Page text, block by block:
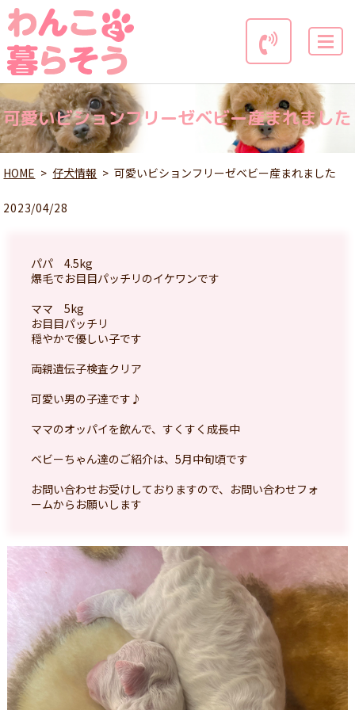
可愛いビションフリーゼベビー産まれました
HOME 仔犬情報 可愛いビションフリーゼベビー産まれました
2023/04/28
パパ 4.5kg
爆毛でお目目パッチリのイケワンです
ママ 5kg
お目目パッチリ
穏やかで優しい子です
両親遺伝子検査クリア
可愛い男の子達です♪
ママのオッパイを飲んで、すくすく成長中
ベビーちゃん達のご紹介は、5月中旬頃です
お問い合わせお受けしておりますので、お問い合わせフォ
ームからお願いします